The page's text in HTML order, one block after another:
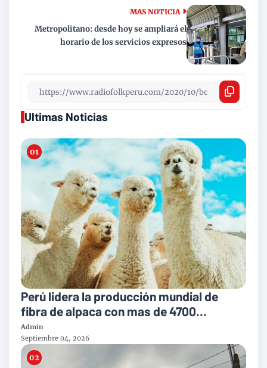
MAS NOTICIA
Metropolitano: desde hoy se ampliará el
horario de los servicios expresos
Ultimas Noticias
Perú lidera la producción mundial de
fibra de alpaca con mas de 4700
toneladas al año
Admin
Septiembre 04, 2026